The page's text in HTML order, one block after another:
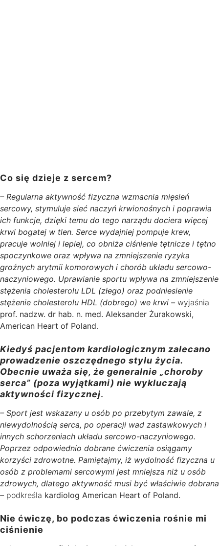
Co się dzieje z sercem?
– Regularna aktywność fizyczna wzmacnia mięsień
sercowy, stymuluje sieć naczyń krwionośnych i poprawia
ich funkcje, dzięki temu do tego narządu dociera więcej
krwi bogatej w tlen. Serce wydajniej pompuje krew,
pracuje wolniej i lepiej, co obniża ciśnienie tętnicze i tętno
spoczynkowe oraz wpływa na zmniejszenie ryzyka
groźnych arytmii komorowych i chorób układu sercowo-
naczyniowego. Uprawianie sportu wpływa na zmniejszenie
stężenia cholesterolu LDL (złego) oraz podniesienie
stężenie cholesterolu HDL (dobrego) we krwi – wyjaśnia
prof. nadzw. dr hab. n. med. Aleksander Żurakowski,
American Heart of Poland.
Kiedyś pacjentom kardiologicznym zalecano
prowadzenie oszczędnego stylu życia.
Obecnie uważa się, że generalnie „choroby
serca” (poza wyjątkami) nie wykluczają
aktywności fizycznej.
– Sport jest wskazany u osób po przebytym zawale, z
niewydolnością serca, po operacji wad zastawkowych i
innych schorzeniach układu sercowo-naczyniowego.
Poprzez odpowiednio dobrane ćwiczenia osiągamy
korzyści zdrowotne. Pamiętajmy, iż wydolność fizyczna u
osób z problemami sercowymi jest mniejsza niż u osób
zdrowych, dlatego aktywność musi być właściwie dobrana
– podkreśla kardiolog American Heart of Poland.
Nie ćwiczę, bo podczas ćwiczenia rośnie mi
ciśnienie